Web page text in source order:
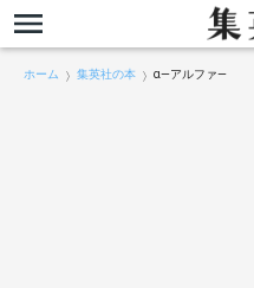
ホーム 集英社の本 α―アルファ―